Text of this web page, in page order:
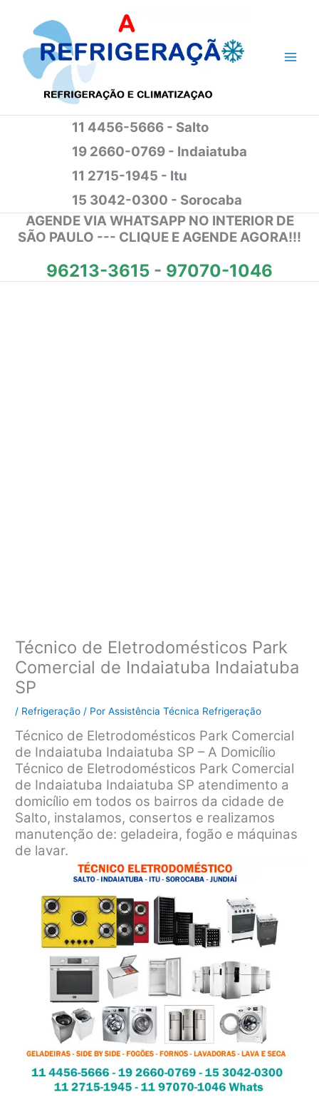
conteúdo
11 4456-5666 - Salto
19 2660-0769 - Indaiatuba
11 2715-1945 - Itu
15 3042-0300 - Sorocaba
AGENDE VIA WHATSAPP NO INTERIOR DE
SÃO PAULO --- CLIQUE E AGENDE AGORA!!!
96213-3615 - 97070-1046
Técnico de Eletrodomésticos Park
Comercial de Indaiatuba Indaiatuba
SP
/ Refrigeração / PorAssistência Técnica Refrigeração
Técnico de Eletrodomésticos Park Comercial
de Indaiatuba Indaiatuba SP – A Domicílio
Técnico de Eletrodomésticos Park Comercial
de Indaiatuba Indaiatuba SP atendimento a
domicílio em todos os bairros da cidade de
Salto, instalamos, consertos e realizamos
manutenção de: geladeira, fogão e máquinas
de lavar.